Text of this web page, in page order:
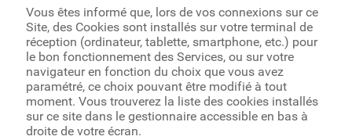
Vous êtes informé que, lors de vos connexions sur ce
Site, des Cookies sont installés sur votre terminal de
réception (ordinateur, tablette, smartphone, etc.) pour
le bon fonctionnement des Services, ou sur votre
navigateur en fonction du choix que vous avez
paramétré, ce choix pouvant être modifié à tout
moment. Vous trouverez la liste des cookies installés
sur ce site dans le gestionnaire accessible en bas à
droite de votre écran.